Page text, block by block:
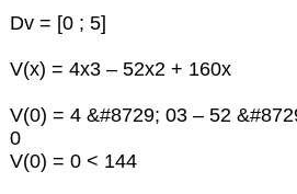
Dv = [0 ; 5]
V(x) = 4x3 – 52x2 + 160x
V(0) = 4 &#8729; 03 – 52
0
V(0) = 0 < 144